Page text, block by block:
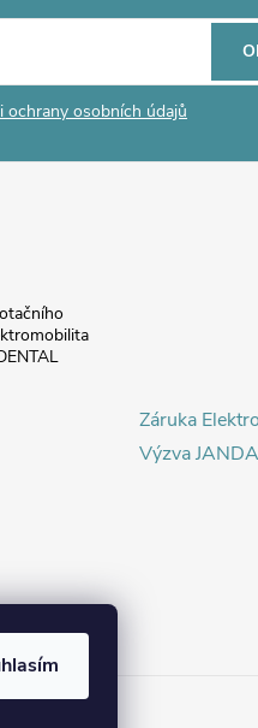
ochrany osobních údajů
Záruka
Výzva